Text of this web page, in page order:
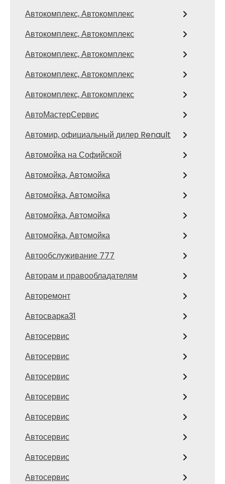
Автокомплекс, Автокомплекс
Автокомплекс, Автокомплекс
Автокомплекс, Автокомплекс
Автокомплекс, Автокомплекс
Автокомплекс, Автокомплекс
АвтоМастерСервис
Автомир, официальный дилер Renault
Автомойка на Софийской
Автомойка, Автомойка
Автомойка, Автомойка
Автомойка, Автомойка
Автомойка, Автомойка
Автообслуживание 777
Авторам и правообладателям
Авторемонт
Автосварка31
Автосервис
Автосервис
Автосервис
Автосервис
Автосервис
Автосервис
Автосервис
Автосервис